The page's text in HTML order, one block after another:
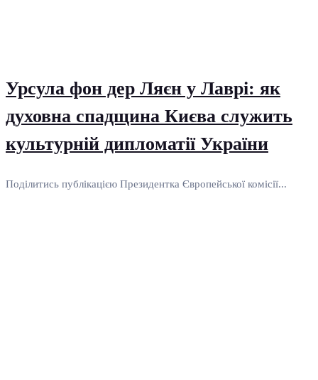
Урсула фон дер Ляєн у Лаврі: як
духовна спадщина Києва служить
культурній дипломатії України
Поділитись публікацією Президентка Європейської комісії...